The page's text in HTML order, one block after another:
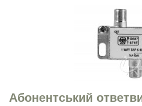
Абонентський